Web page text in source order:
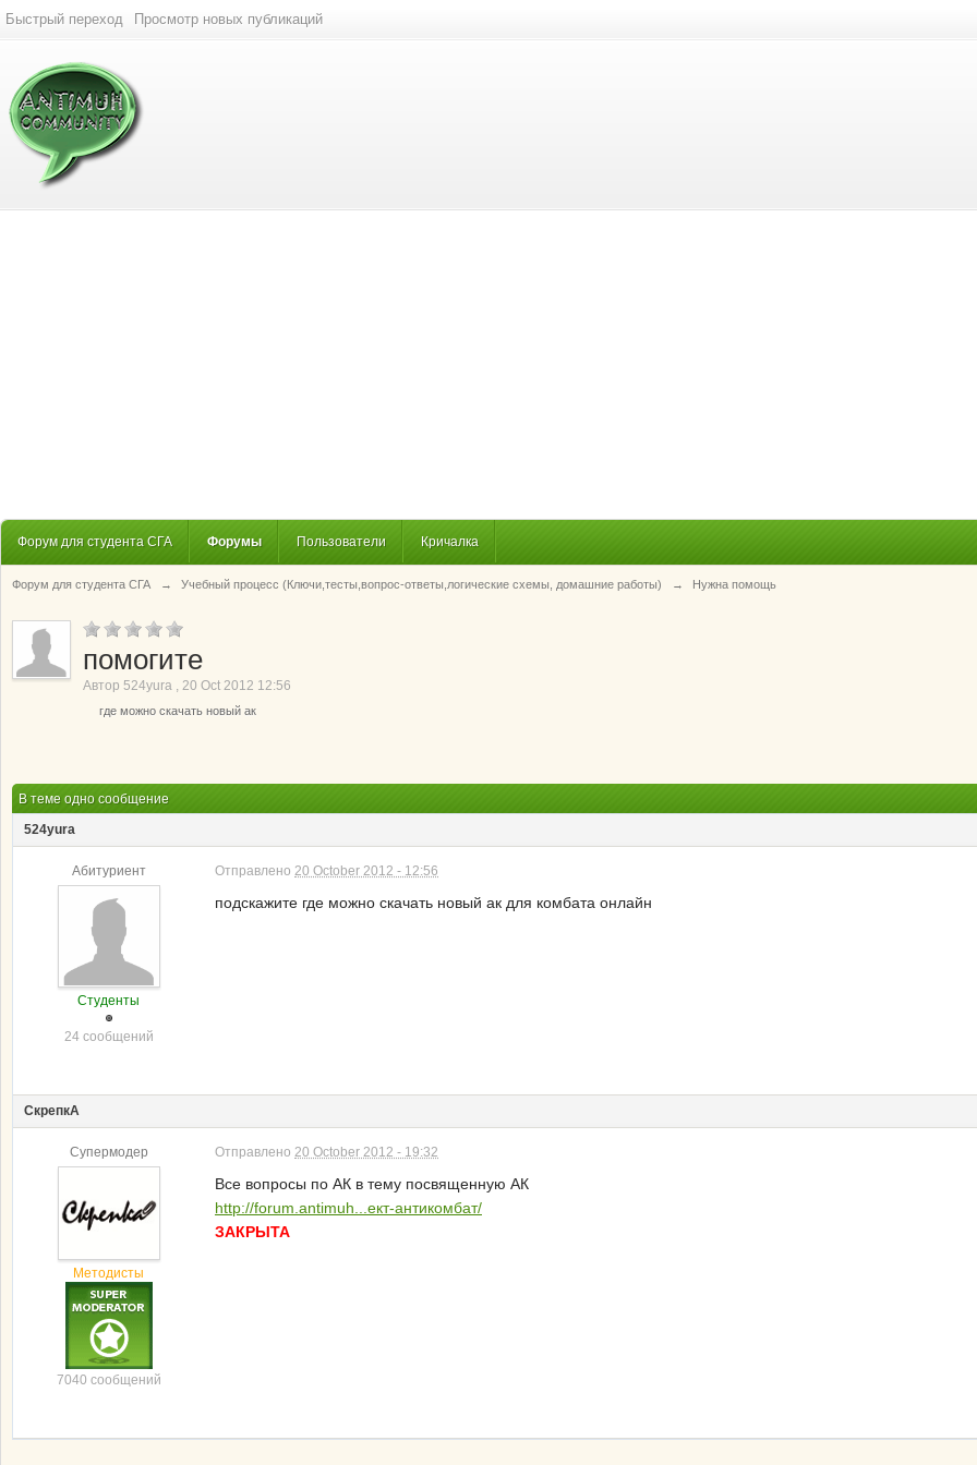
Быстрый переход Просмотр новых публикаций
Форум для студента СГА Форумы Пользователи Кричалка
Форум для студента СГА → Учебный процесс (Ключи,тесты,вопрос-ответы,логические схемы, домашние работы) → Нужна помощь
помогите
Автор 524yura , 20 Oct 2012 12:56
где можно скачать новый ак
В теме одно сообщение
524yura
Абитуриент
Студенты
24 сообщений
Отправлено 20 October 2012 - 12:56
подскажите где можно скачать новый ак для комбата онлайн
СкрепкА
Супермодер
Методисты
7040 сообщений
Отправлено 20 October 2012 - 19:32
Все вопросы по АК в тему посвященную АК
http://forum.antimuh...ект-антикомбат/
ЗАКРЫТА